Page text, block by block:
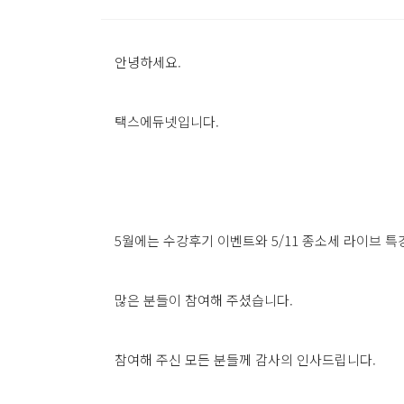
안녕하세요.
택스에듀넷입니다.
5월에는 수강후기 이벤트와 5/11 종소세 라이브 특
많은 분들이 참여해 주셨습니다.
참여해 주신 모든 분들께 감사의 인사드립니다.